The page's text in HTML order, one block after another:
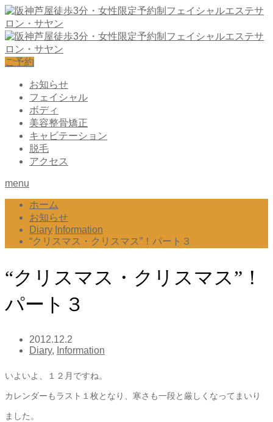
ご予約
お知らせ
フェイシャル
ボディ
美容整骨矯正
キャビテーション
脱毛
アクセス
menu
ホーム
お知らせ
Diary Information
“クリスマス・クリスマス”！パート３
“クリスマス・クリスマス”！
パート３
2012.12.2
Diary, Information
いよいよ、１２月ですね。
カレンダーもラスト１枚となり、寒さも一段と厳しくなってまいり
ました。